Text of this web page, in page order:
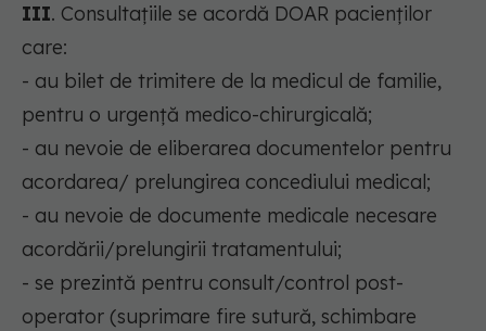
III. Consultațiile se acordă DOAR pacienților
care:
- au bilet de trimitere de la medicul de familie,
pentru o urgenţă medico-chirurgicală;
- au nevoie de eliberarea documentelor pentru
acordarea/ prelungirea concediului medical;
- au nevoie de documente medicale necesare
acordării/prelungirii tratamentului;
- se prezintă pentru consult/control post-
operator (suprimare fire sutură, schimbare